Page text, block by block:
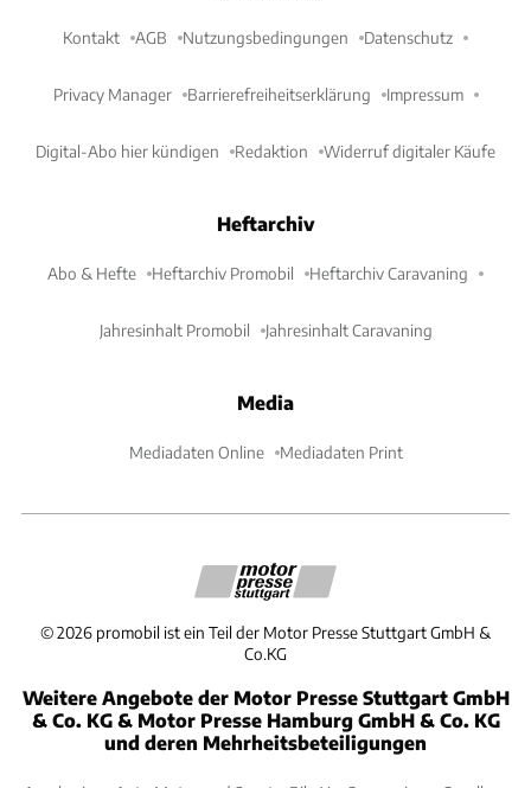
Kontakt AGB Nutzungsbedingungen Datenschutz
Privacy Manager Barrierefreiheitserklärung Impressum
Digital-Abo hier kündigen Redaktion Widerruf digitaler Käufe
Heftarchiv
Abo & Hefte Heftarchiv Promobil Heftarchiv Caravaning
Jahresinhalt Promobil Jahresinhalt Caravaning
Media
Mediadaten Online Mediadaten Print
©2026 promobil ist ein Teil der Motor Presse Stuttgart GmbH &
Co.KG
Weitere Angebote der Motor Presse Stuttgart GmbH
& Co. KG & Motor Presse Hamburg GmbH & Co. KG
und deren Mehrheitsbeteiligungen